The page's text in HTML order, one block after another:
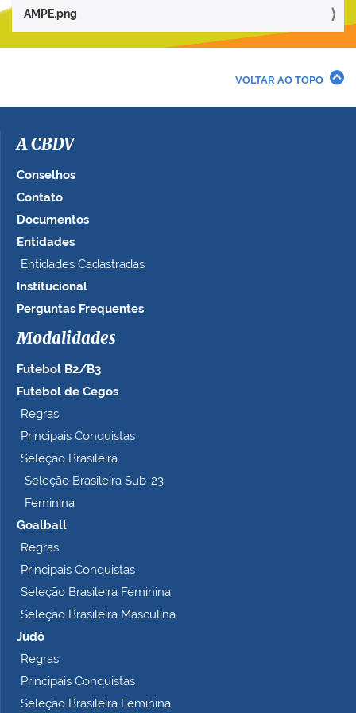
i
a
e
o
t
a
n
o
o
m
e
t
AMPE.png
VOLTAR AO TOPO
A CBDV
Conselhos
Contato
Documentos
Entidades
Entidades Cadastradas
Institucional
Perguntas Frequentes
Modalidades
Futebol B2/B3
Futebol de Cegos
Regras
Principais Conquistas
Seleção Brasileira
Seleção Brasileira Sub-23
Feminina
Goalball
Regras
Principais Conquistas
Seleção Brasileira Feminina
Seleção Brasileira Masculina
Judô
Regras
Principais Conquistas
Seleção Brasileira Feminina